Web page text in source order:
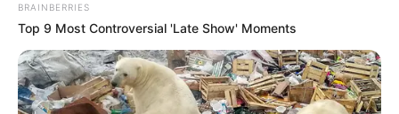
BRAINBERRIES
Top 9 Most Controversial 'Late Show' Moments